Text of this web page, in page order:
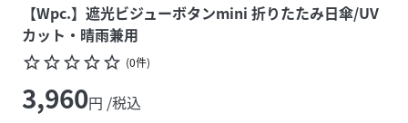
【Wpc.】遮光ビジューボタンmini 折りたたみ日傘/UV
カット・晴雨兼用
star_borderstar_borderstar_borderstar_borderstar_border (0件)
3,960円 /税込